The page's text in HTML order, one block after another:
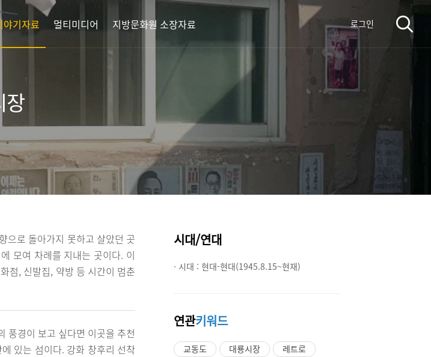
야기자료 멀티미디어 지방문화원 소장자료 로그인
장
으로 돌아가지 못하고 살았던 곳
모여 차례를 지내는 곳이다. 이
점, 신발집, 약방 등 시간이 멈춘
풍경이 보고 싶다면 이곳을 추천
있는 섬이다. 강화 창후리 선착
시대/연대
· 시대 : 현대-현대(1945.8.15~현재)
연관키워드
교동도 대룡시장 레트로